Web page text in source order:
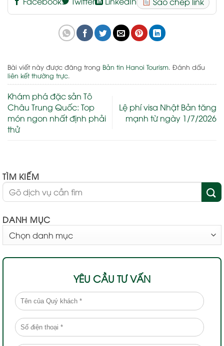
Bài viết này được đăng trong Bản tin Hanoi Tourism. Đánh dấu
liên kết thường trực.
Khám phá đặc sản Tô
Châu Trung Quốc: Top
món ngon nhất định phải
thử
Lệ phí visa Nhật Bản tăng
mạnh từ ngày 1/7/2026
TÌM KIẾM
DANH MỤC
MỤC
YÊU CẦU TƯ VẤN